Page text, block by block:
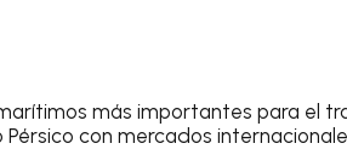
más importantes para el
con mercados